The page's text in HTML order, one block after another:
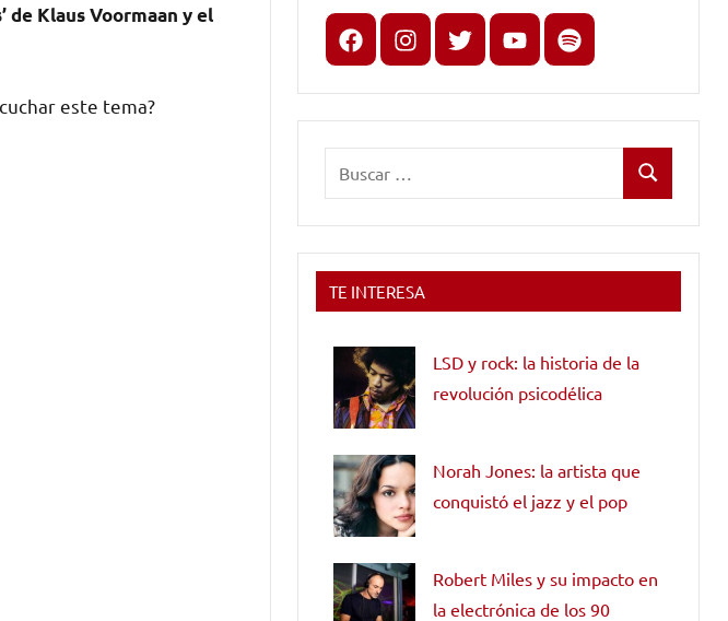
de Klaus Voormaan y el
este tema?
FacebookInstagram
X youtubespotify
Buscar
TE INTERESA
LSD y rock: la historia de la
revolución psicodélica
Norah Jones: la artista que
conquistó el jazz y el pop
Robert Miles y su impacto en
la electrónica de los 90